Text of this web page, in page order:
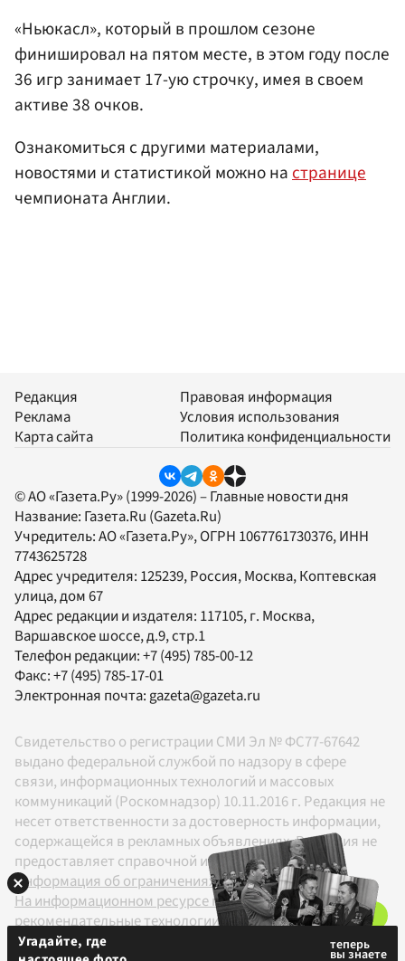
«Ньюкасл», который в прошлом сезоне
финишировал на пятом месте, в этом году после
36 игр занимает 17-ую строчку, имея в своем
активе 38 очков.
Ознакомиться с другими материалами,
новостями и статистикой можно настранице
чемпионата Англии.
Редакция
Реклама
Карта сайта
Правовая информация
Условия использования
Политика конфиденциальности
© АО «Газета.Ру» (1999-2026) – Главные новости дня
Название: Газета.Ru (Gazeta.Ru)
Учредитель:АО «Газета.Ру», ОГРН 1067761730376, ИНН
7743625728
Адрес учредителя: 125239, Россия, Москва, Коптевская
улица, дом 67
Адрес редакции и издателя: 117105, г. Москва,
Варшавское шоссе, д.9, стр.1
Телефон редакции:+7 (495) 785-00-12
Факс:+7 (495) 785-17-01
Электронная почта:gazeta@gazeta.ru
Свидетельство о регистрации СМИ Эл № ФС77-67642
выдано федеральной службой по надзору в сфере
связи, информационных технологий и массовых
коммуникаций (Роскомнадзор) 10.11.2016 г. Редакция не
несет ответственности за достоверность информации,
содержащейся в рекламных объявлениях. Редакция не
предоставляет справочной информации.
Информация об ограничениях
На информационном ресурсе применяются
рекомендательные технологии в соответствии с
Правилами
Угадайте, где